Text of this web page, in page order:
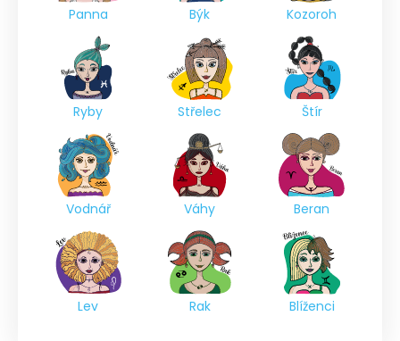
Panna Býk Kozoroh
Ryby Střelec Štír
Vodnář Váhy Beran
Lev Rak Blíženci